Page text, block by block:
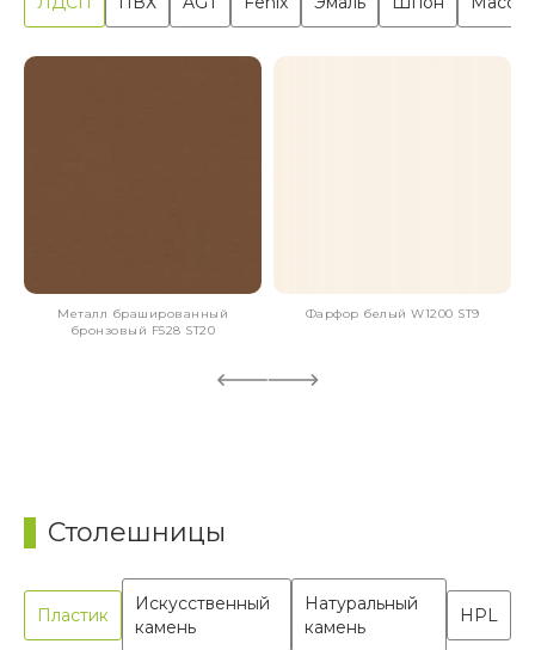
Металл брашированный
бронзовый F528 ST20
Фарфор белый W1200 ST9
Столешницы
Пластик
Искусственный
камень
Натуральный
камень
HPL